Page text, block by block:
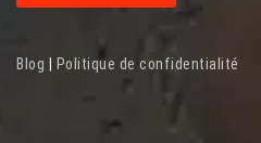
Blog Politique de confidentialité